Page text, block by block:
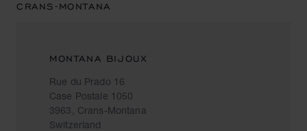
CRANS-MONTANA
MONTANA BIJOUX
Rue du Prado 16
Case Postale 1050
3963, Crans-Montana
Switzerland